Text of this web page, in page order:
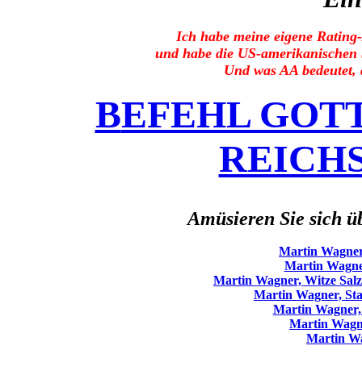
Ich habe meine eigene
und habe die US-
Und was AA
BEFEHL
Amüsieren Sie sich
Martin
Martin
Martin Wagner, Witze
Martin Wagner,
Martin
Martin
Martin